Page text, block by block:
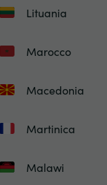
Lituania
Marocco
Macedonia
Martinica
Malawi